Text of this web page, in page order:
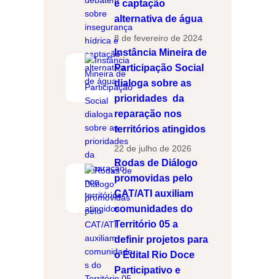
e captação
alternativa de água
8 de fevereiro de 2024
Instância Mineira de
Participação Social
dialoga sobre as
prioridades da
reparação nos
territórios atingidos
22 de julho de 2026
Rodas de Diálogo
promovidas pelo
CAT/ATI auxiliam
comunidades do
Território 05 a
definir projetos para
o Edital Rio Doce
Participativo e